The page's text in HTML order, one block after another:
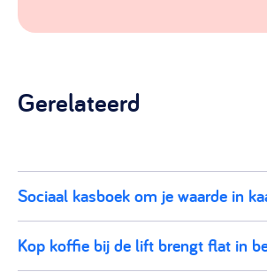
Gerelateerd
Sociaal kasboek om je waarde in
Kop koffie bij de lift brengt flat in